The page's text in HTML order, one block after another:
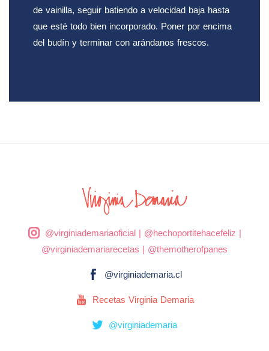
de vainilla, seguir batiendo a velocidad baja hasta
que esté todo bien incorporado. Poner por encima
del budín y terminar con arándanos frescos.
@virginiademariaoficial| @hechoportitehacefeliz |
@virginiademariarecetas | @themotherofpanes
@virginiademaria.cl
Recetas Virginia Demaria
@virginiademaria